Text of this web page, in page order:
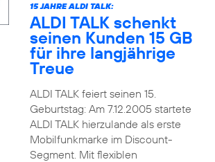
15 JAHRE ALDI TALK:
ALDI TALK schenkt
seinen Kunden 15 GB
für ihre langjährige
Treue
ALDI TALK feiert seinen 15.
Geburtstag: Am 7.12.2005 startete
ALDI TALK hierzulande als erste
Mobilfunkmarke im Discount-
Segment. Mit flexiblen